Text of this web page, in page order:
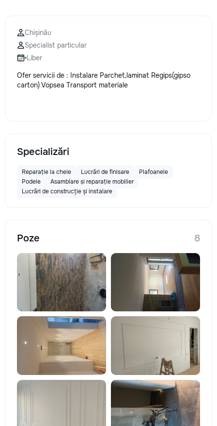
Chișinău
Specialist particular
Liber
Ofer servicii de : Instalare Parchet,laminat Regips(gipso
carton) Vopsea Transport materiale
Specializări
Reparație la cheie Lucrări de finisare
Plafoanele
Podele
Asamblare și reparație mobilier
Lucrări de construcție și instalare
Poze 8